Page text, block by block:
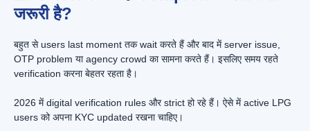
जरूरी है?
बहुत से users last moment तक wait करते हैं और बाद में server issue,
OTP problem या agency crowd का सामना करते हैं। इसलिए समय रहते
verification करना बेहतर रहता है।
2026 में digital verification rules और strict हो रहे हैं। ऐसे में active LPG
users को अपना KYC updated रखना चाहिए।